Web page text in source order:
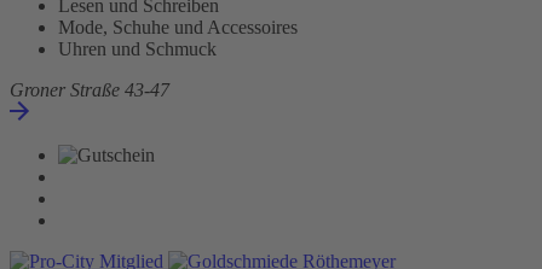
Lesen und Schreiben
Mode, Schuhe und Accessoires
Uhren und Schmuck
Groner Straße 43-47